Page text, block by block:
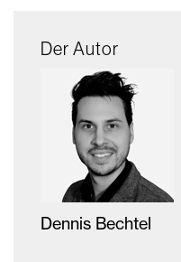
Der Autor
Dennis Bechtel